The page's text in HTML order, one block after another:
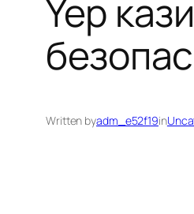
Yep
Written byadm_e52f19in